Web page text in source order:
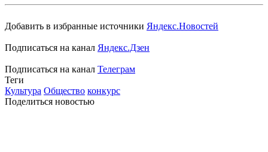
Добавить в избранные источники Яндекс.Новостей
Подписаться на канал Яндекс.Дзен
Подписаться на канал Телеграм
Теги
Культура Общество конкурс
Поделиться новостью